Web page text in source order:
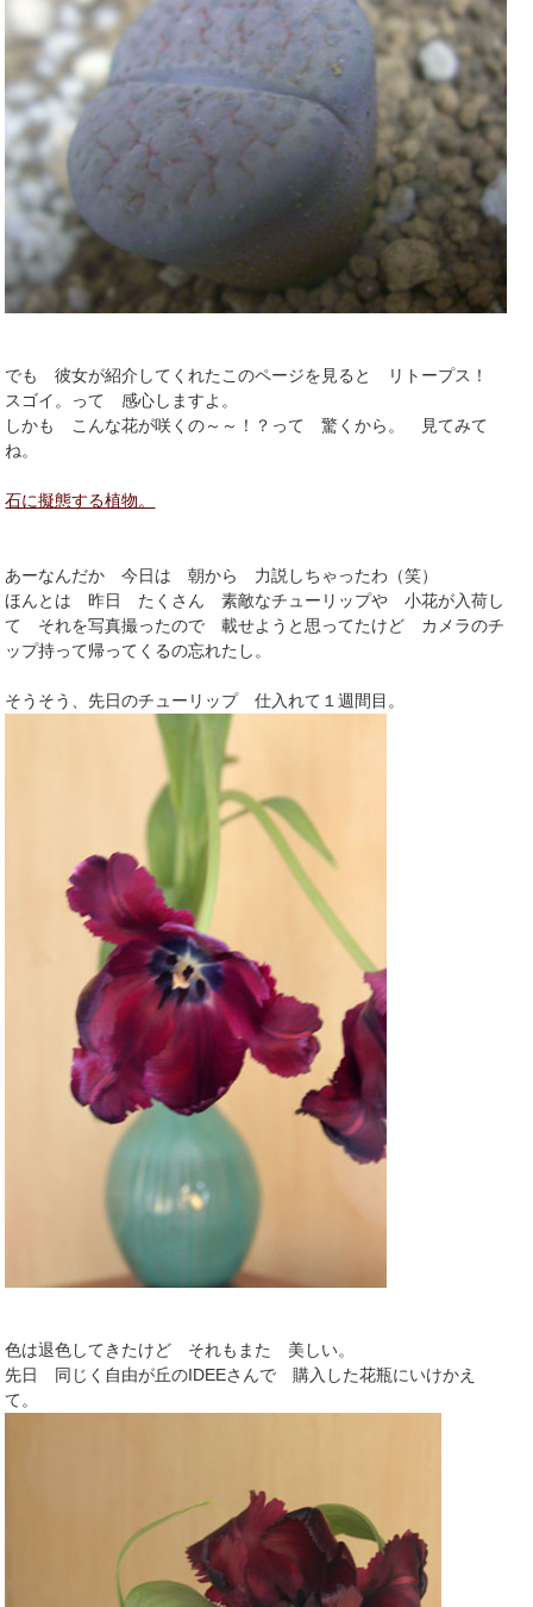
でも 彼女が紹介してくれたこのページを見ると リトープス！
スゴイ。って 感心しますよ。
しかも こんな花が咲くの～～！？って 驚くから。 見てみて
ね。
石に擬態する植物。
あーなんだか 今日は 朝から 力説しちゃったわ（笑）
ほんとは 昨日 たくさん 素敵なチューリップや 小花が入荷し
て それを写真撮ったので 載せようと思ってたけど カメラのチ
ップ持って帰ってくるの忘れたし。
そうそう、先日のチューリップ 仕入れて１週間目。
色は退色してきたけど それもまた 美しい。
先日 同じく自由が丘のIDEEさんで 購入した花瓶にいけかえ
て。